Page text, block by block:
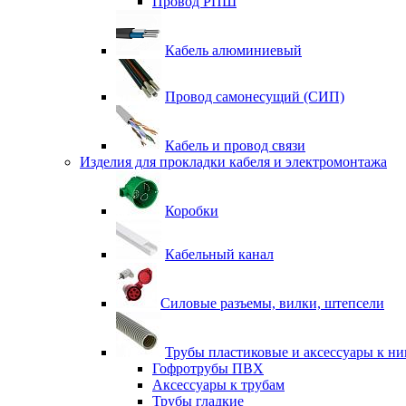
Кабель алюминиевый
Провод самонесущий (СИП)
Кабель и провод связи
Изделия для прокладки кабеля и электромонтажа
Коробки
Кабельный канал
Силовые разъемы, вилки, штепсели
Трубы пластиковые и аксессуары к
Гофротрубы ПВХ
Аксессуары к трубам
Трубы гладкие